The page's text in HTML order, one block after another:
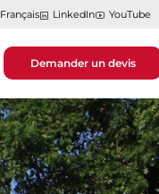
Français LinkedIn YouTube
Demander un devis